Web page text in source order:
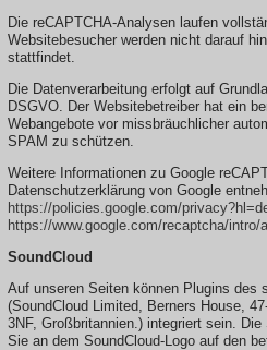
Die reCAPTCHA-Analysen laufen
Websitebesucher werden nicht darauf
stattfindet.
Die Datenverarbeitung erfolgt auf
DSGVO. Der Websitebetreiber hat ein
Webangebote vor missbräuchlicher
SPAM zu schützen.
Weitere Informationen zu Google
Datenschutzerklärung von Google
https://policies.google.com/
https://www.google.com/recaptcha/intro/
SoundCloud
Auf unseren Seiten können Plugins des
(SoundCloud Limited, Berners House,
3NF, Großbritannien.) integriert sein.
Sie an dem SoundCloud-Logo auf den